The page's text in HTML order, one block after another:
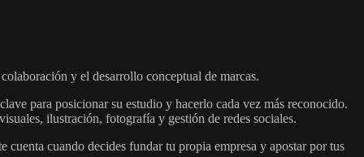
y el desarrollo conceptual de marcas.
para posicionar su estudio y hacerlo cada vez más reconocido.
ilustración, fotografía y gestión de redes sociales.
cuenta cuando decides fundar tu propia empresa y apostar por tus